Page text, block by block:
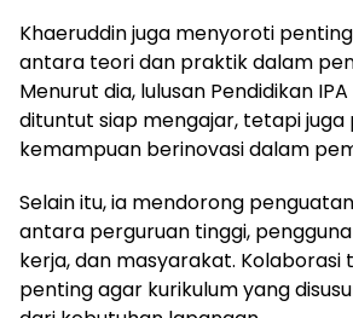
Khaeruddin juga menyoroti
antara teori dan praktik dalam
Menurut dia, lulusan Pendidikan
dituntut siap mengajar, tetapi juga
kemampuan berinovasi dalam
Selain itu, ia mendorong
antara perguruan tinggi, pengguna
kerja, dan masyarakat. Kolaborasi
penting agar kurikulum yang